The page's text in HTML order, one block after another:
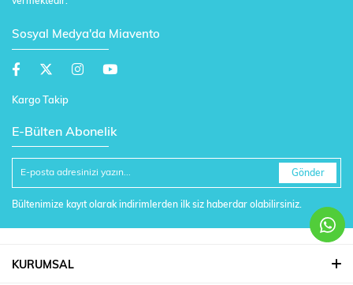
Sosyal Medya'da Miavento
Kargo Takip
E-Bülten Abonelik
Gönder
Bültenimize kayıt olarak indirimlerden ilk siz haberdar olabilirsiniz.
KURUMSAL